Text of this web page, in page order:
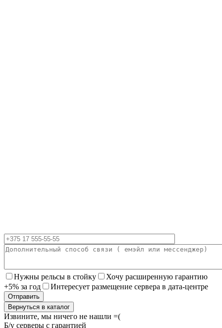
Нужны рельсы в стойку
Хочу расширенную гарантию
+5% за год
Интересует размещение сервера в дата-центре
Вернуться в каталог
Извините, мы ничего не нашли =(
Б/у серверы с гарантией